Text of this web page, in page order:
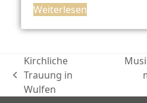
Weiterlesen
vorheriger
Beitrag:
Kirchliche
Trauung in
Wulfen